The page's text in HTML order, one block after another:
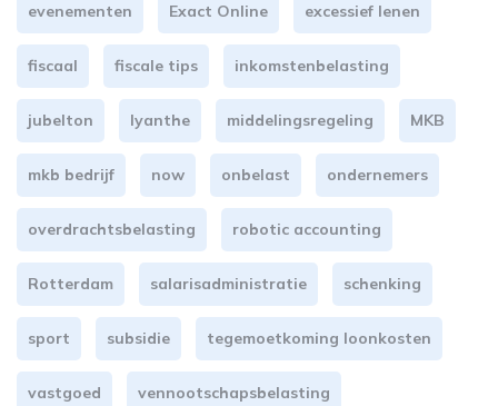
evenementen Exact Online excessief lenen
fiscaal fiscale tips inkomstenbelasting
jubelton lyanthe middelingsregeling MKB
mkb bedrijf now onbelast ondernemers
overdrachtsbelasting robotic accounting
Rotterdam salarisadministratie schenking
sport subsidie tegemoetkoming loonkosten
vastgoed vennootschapsbelasting